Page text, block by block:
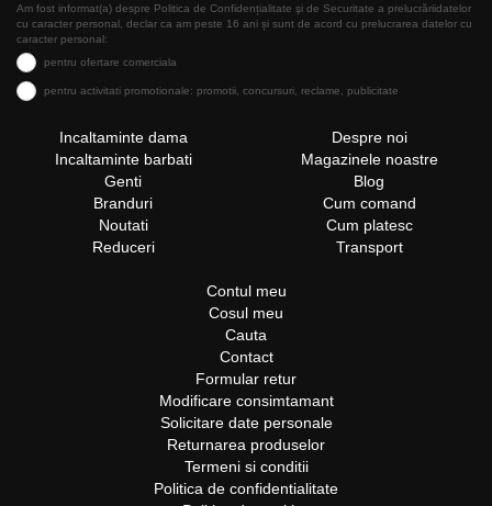
Am fost informat(a) despre Politica de Confidențialitate şi de Securitate a prelucrăriidatelor
cu caracter personal, declar ca am peste 16 ani și sunt de acord cu prelucrarea datelor cu
caracter personal:
pentru ofertare comerciala
pentru activitati promotionale: promotii, concursuri, reclame, publicitate
Incaltaminte dama
Incaltaminte barbati
Genti
Branduri
Noutati
Reduceri
Despre noi
Magazinele noastre
Blog
Cum comand
Cum platesc
Transport
Contul meu
Cosul meu
Cauta
Contact
Formular retur
Modificare consimtamant
Solicitare date personale
Returnarea produselor
Termeni si conditii
Politica de confidentialitate